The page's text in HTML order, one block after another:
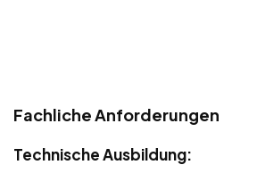
Fachliche Anforderungen
Technische Ausbildung: